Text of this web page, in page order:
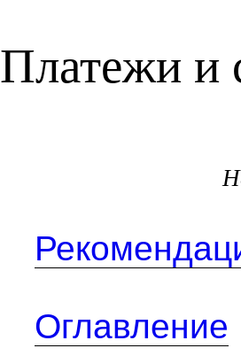
Платежи и
Оглавление